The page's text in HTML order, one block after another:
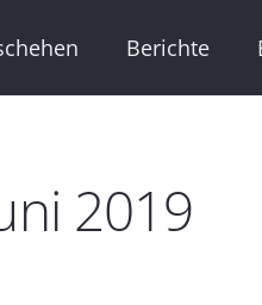
Berichte
2019